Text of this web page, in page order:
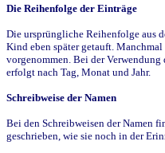
Die Reihenfolge der Einträge
Die ursprüngliche Reihenfolge aus
Kind eben später getauft.
vorgenommen. Bei der
erfolgt nach Tag, Monat und Jahr.
Schreibweise der Namen
Bei den Schreibweisen der Namen
geschrieben, wie sie noch in der